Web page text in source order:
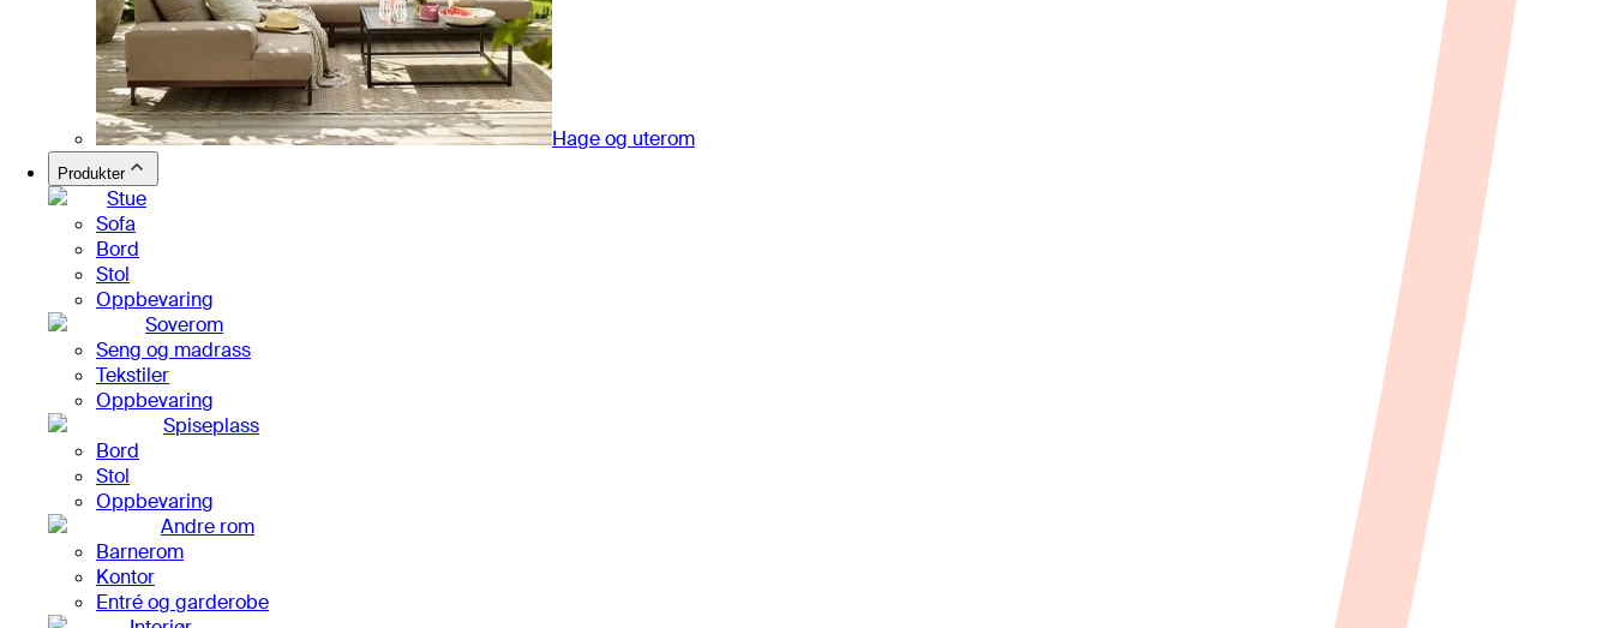
Hage og uterom
Produkter
Stue
Sofa
Bord
Stol
Oppbevaring
Soverom
Seng og madrass
Tekstiler
Oppbevaring
Spiseplass
Bord
Stol
Oppbevaring
Andre rom
Barnerom
Kontor
Entré og garderobe